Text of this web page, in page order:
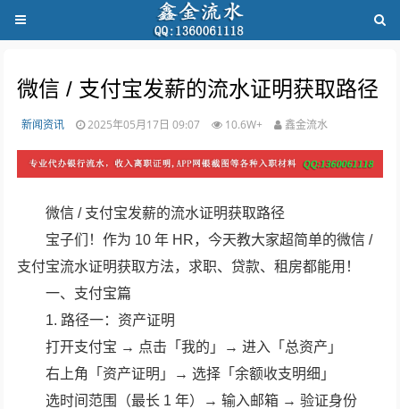
微信 / 支付宝发薪的流水证明获取路径
新闻资讯 2025年05月17日 09:07 10.6W+ 鑫金流水
微信 / 支付宝发薪的流水证明获取路径
宝子们！作为 10 年 HR，今天教大家超简单的微信 /
支付宝流水证明获取方法，求职、贷款、租房都能用！
一、支付宝篇
1. 路径一：资产证明
打开支付宝 → 点击「我的」→ 进入「总资产」
右上角「资产证明」→ 选择「余额收支明细」
选时间范围（最长 1 年）→ 输入邮箱 → 验证身份